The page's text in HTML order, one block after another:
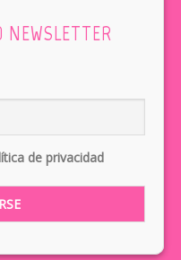
NEWSLETTER
de privacidad